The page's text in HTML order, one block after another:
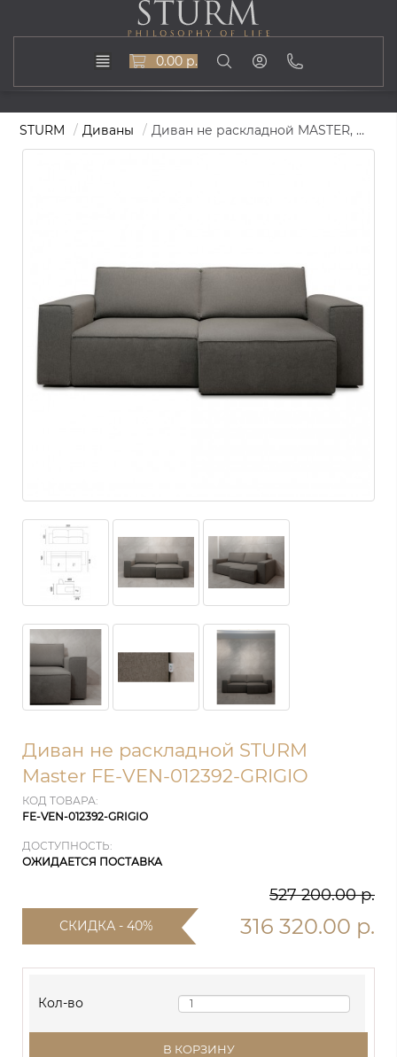
0.00 р.
STURM Диваны Диван не раскладной MASTER, 232x83x143, серая основа, FE-VEN-012392-GRIGIO
Диван не раскладной STURM
Master FE-VEN-012392-GRIGIO
КОД ТОВАРА:
FE-VEN-012392-GRIGIO
ДОСТУПНОСТЬ:
ОЖИДАЕТСЯ ПОСТАВКА
527 200.00 р.
СКИДКА - 40% 316 320.00 р.
Кол-во
В КОРЗИНУ